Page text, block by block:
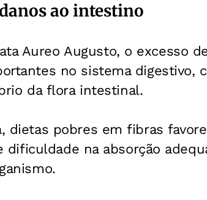
ao intestino
Aureo Augusto, o excesso
no sistema digestivo,
da flora intestinal.
dietas pobres em fibras
na absorção